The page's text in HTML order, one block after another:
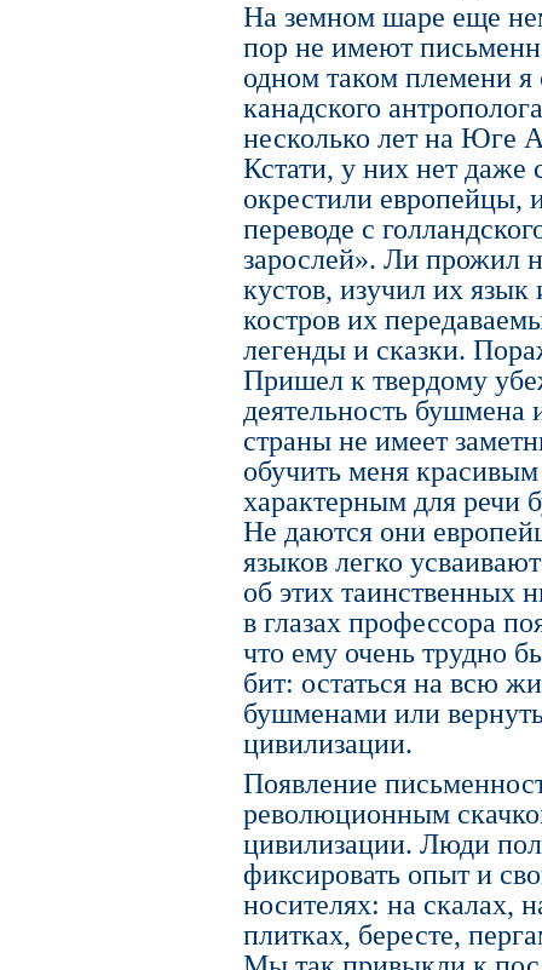
На земном шаре еще
пор не имеют
одном таком племени
канадского
несколько лет на Юге
Кстати, у них нет
окрестили европейцы,
переводе с
зарослей». Ли прожил
кустов, изучил их
костров их
легенды и сказки.
Пришел к твердому
деятельность бушмена
страны не имеет
обучить меня
характерным для речи
Не даются они
языков легко
об этих таинственных
в глазах профессора
что ему очень трудно
бит: остаться на всю
бушменами или
цивилизации.
Появление
революционным
цивилизации. Люди
фиксировать опыт и
носителях: на скалах,
плитках, бересте,